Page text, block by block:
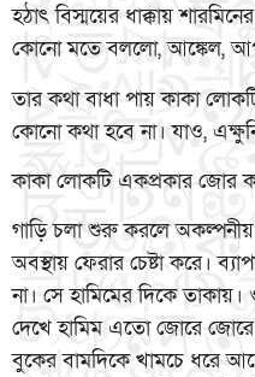
হঠাৎ বিস্ময়ের ধাক্কায়
কোনো মতে বললো, আঙ্কেল,
তার কথা বাধা পায় কাকা
কোনো কথা হবে না। যাও,
কাকা লোকটি একপ্রকার জোর
গাড়ি চলা শুরু করলে অকল্পনীয়
অবস্থায় ফেরার চেষ্টা করে।
না। সে হামিমের দিকে
দেখে হামিম এতো জোরে জোরে
বুকের বামদিকে খামচে ধরে